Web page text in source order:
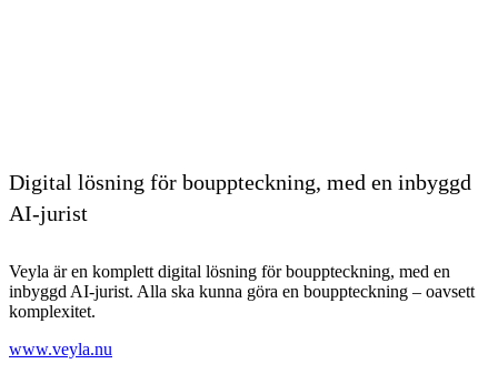
Digital lösning för bouppteckning, med en inbyggd
AI-jurist
Veyla är en komplett digital lösning för bouppteckning, med en
inbyggd AI-jurist. Alla ska kunna göra en bouppteckning – oavsett
komplexitet.
www.veyla.nu